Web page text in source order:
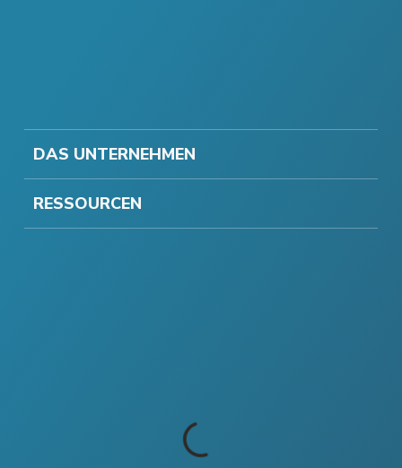
DAS UNTERNEHMEN
RESSOURCEN